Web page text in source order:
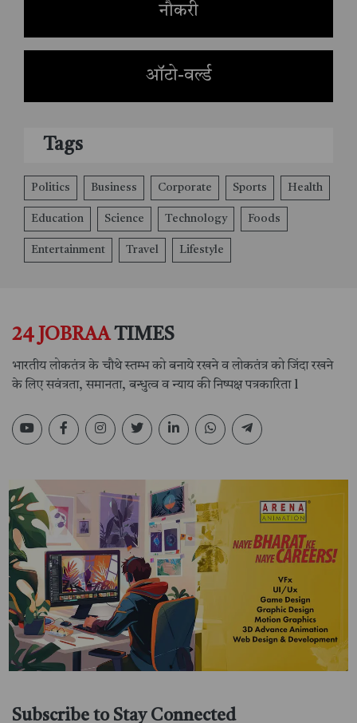
नौकरी
ऑटो-वर्ल्ड
Tags
Politics Business Corporate Sports Health
Education Science Technology Foods
Entertainment Travel Lifestyle
24 JOBRAATIMES
भारतीय लोकतंत्र के चौथे स्तम्भ को बनाये रखने व लोकतंत्र को जिंदा रखने
के लिए सवंत्रता, समानता, बन्धुत्व व न्याय की निष्पक्ष पत्रकारिता l
Subscribe to Stay Connected